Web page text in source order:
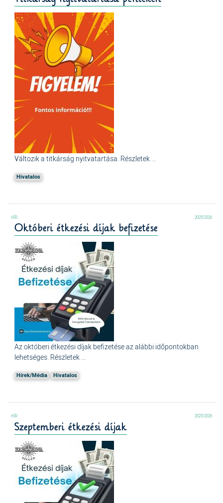
Változik a titkárság nyitvatartása. Részletek ...
Hivatalos
2025/2026
Októberi étkezési díjak befizetése
Az októberi étkezési díjak befizetése az alábbi időpontokban
lehetséges. Részletek ...
Hírek/Média Hivatalos
2025/2026
Szeptemberi étkezési díjak